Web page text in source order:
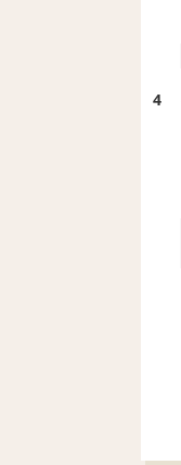
4